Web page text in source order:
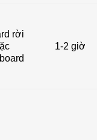
rời
1-2 giờ